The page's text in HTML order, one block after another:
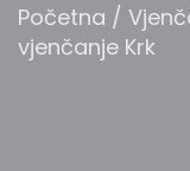
Početna /
vjenčanje Krk